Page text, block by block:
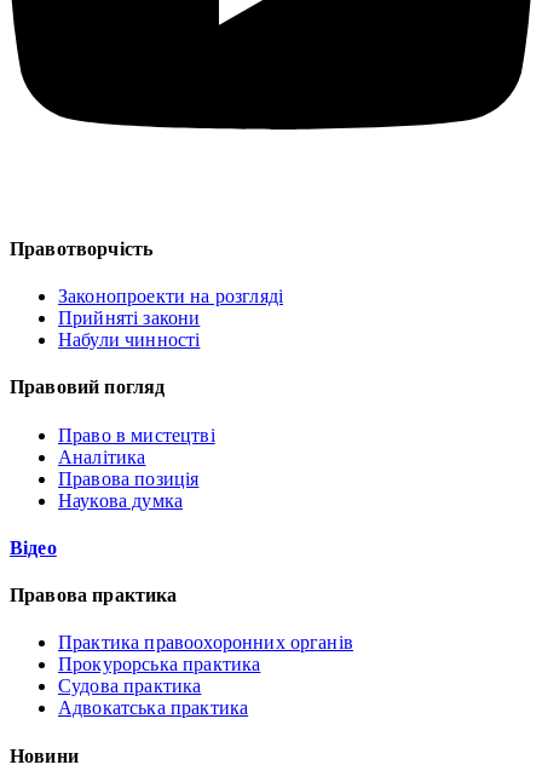
Правотворчість
Законопроекти на розгляді
Прийняті закони
Набули чинності
Правовий погляд
Право в мистецтві
Аналітика
Правова позиція
Наукова думка
Відео
Правова практика
Практика правоохоронних органів
Прокурорська практика
Судова практика
Адвокатська практика
Новини